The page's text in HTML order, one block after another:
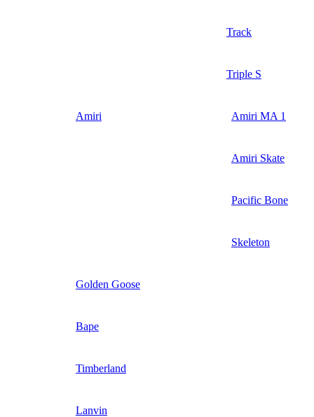
Track
Triple S
Amiri Amiri MA 1
Amiri Skate
Pacific Bone
Skeleton
Golden Goose
Bape
Timberland
Lanvin